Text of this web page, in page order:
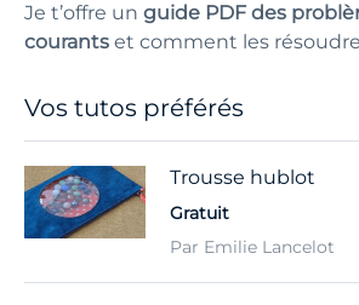
Je t’offre un guide PDF des
courants et comment les
Vos tutos préférés
Trousse hublot
Gratuit
Par Emilie Lancelot